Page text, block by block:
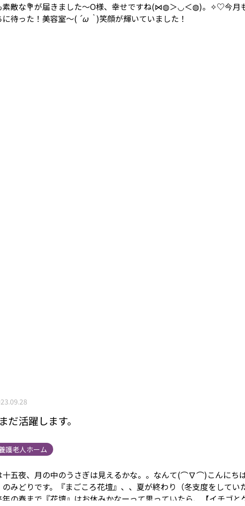
敵な💐が届きました～O様、幸せですね(⋈◍＞◡＜◍)。✧♡今月
待った！美容室～( ´ω｀)笑顔が輝いていました！
だ活躍します。
護老人ホーム
五夜、月の中のうさぎは見えるかな。。 なんて(⌒∇⌒)こんにち
みどりです。
『まごころ花壇』、、 夏が終わり（冬支度をしてい
年の春まで『花壇』はお休みかなーって思っていたら、
【イチゴ